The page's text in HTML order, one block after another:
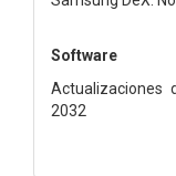
Software
Actualizaciones
2032